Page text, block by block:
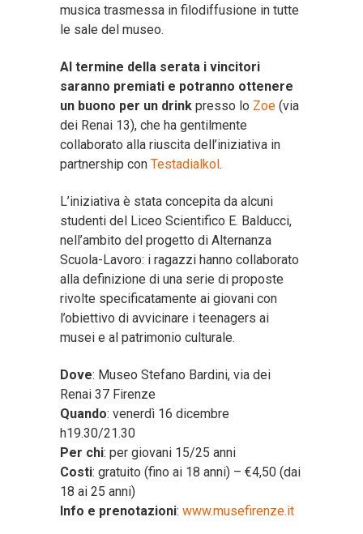
musica trasmessa in filodiffusione in tutte
le sale del museo.
Al termine della serata i vincitori
saranno premiati e potranno ottenere
un buono per un drink presso lo Zoe (via
dei Renai 13), che ha gentilmente
collaborato alla riuscita dell’iniziativa in
partnership con Testadialkol .
L’iniziativa è stata concepita da alcuni
studenti del Liceo Scientifico E. Balducci,
nell’ambito del progetto di Alternanza
Scuola-Lavoro: i ragazzi hanno collaborato
alla definizione di una serie di proposte
rivolte specificatamente ai giovani con
l’obiettivo di avvicinare i teenagers ai
musei e al patrimonio culturale.
Dove: Museo Stefano Bardini, via dei
Renai 37 Firenze
Quando: venerdì 16 dicembre
h19.30/21.30
Per chi: per giovani 15/25 anni
Costi: gratuito (fino ai 18 anni) – €4,50 (dai
18 ai 25 anni)
Info e prenotazioni: www.musefirenze.it